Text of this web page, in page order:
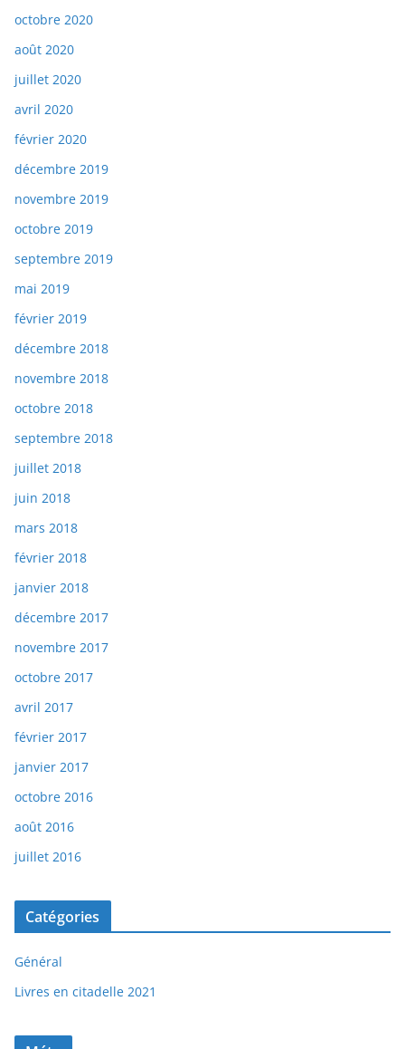
octobre 2020
août 2020
juillet 2020
avril 2020
février 2020
décembre 2019
novembre 2019
octobre 2019
septembre 2019
mai 2019
février 2019
décembre 2018
novembre 2018
octobre 2018
septembre 2018
juillet 2018
juin 2018
mars 2018
février 2018
janvier 2018
décembre 2017
novembre 2017
octobre 2017
avril 2017
février 2017
janvier 2017
octobre 2016
août 2016
juillet 2016
Catégories
Général
Livres en citadelle 2021